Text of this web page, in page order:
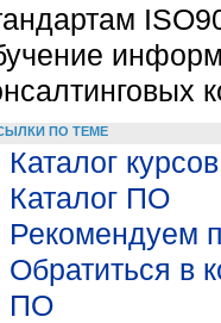
ПО ТЕМЕ
Каталог курсов
Каталог ПО
Рекомендуем
Обратиться в
ПО